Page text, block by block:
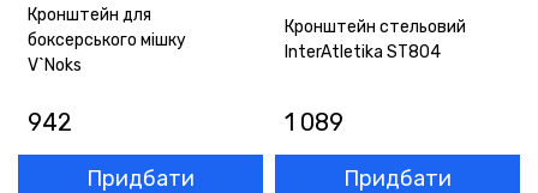
(093) 170-98-23
Кронштейн для
боксерського мішку
V`Noks
942
Придбати
Кронштейн стельовий
InterAtletika ST804
1 089
Придбати